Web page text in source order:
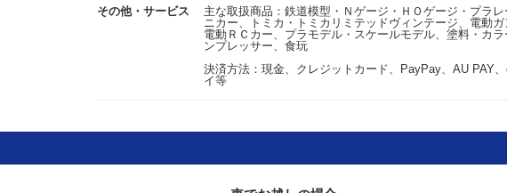
その他・サービス
主な取扱商品：鉄道模型・Ｎゲージ・ＨＯゲージ・プラ
ニカー、トミカ・トミカリミテッドヴィンテージ、電動ガ
電動ＲＣカー、プラモデル・スケールモデル、塗料・カ
ンプレッサー、食玩
決済方法：現金、クレジットカード、PayPay、AU PAY
イ等